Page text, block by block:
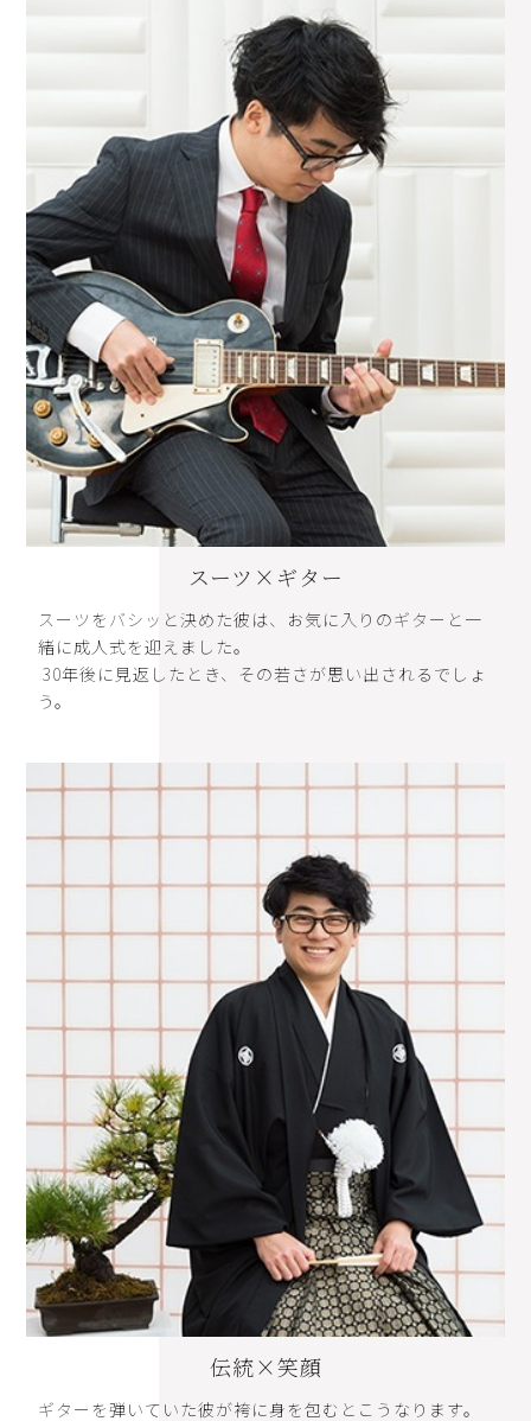
スーツ×ギター
スーツをバシッと決めた彼は、お気に入りのギターと一
緒に成人式を迎えました。
30年後に見返したとき、その若さが思い出されるでしょ
う。
伝統×笑顔
ギターを弾いていた彼が袴に身を包むとこうなります。